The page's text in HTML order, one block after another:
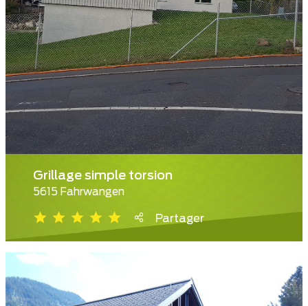
Grillage simple torsion
5615 Fahrwangen
Partager